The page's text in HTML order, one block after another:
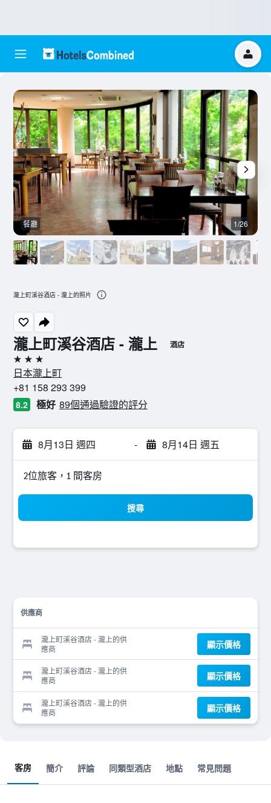
瀧上町溪谷酒店 - 瀧上 酒店
3星級
日本瀧上町
+81 158 293 399
8.2 極好 89個通過驗證的評分
8月13日 週四 - 8月14日 週五
2位旅客，1 間客房
搜尋
供應商
瀧上町溪谷酒店 - 瀧上的供
應商
顯示價格
瀧上町溪谷酒店 - 瀧上的供
應商
顯示價格
瀧上町溪谷酒店 - 瀧上的供
應商
顯示價格
餐廳 1/26
瀧上町溪谷酒店 - 瀧上的照片
客房 簡介 評論 同類型酒店 地點 常見問題